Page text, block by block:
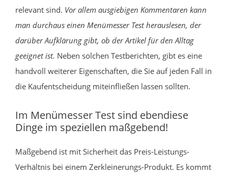
relevant sind. Vor allem ausgiebigen Kommentaren kann
man durchaus einen Menümesser Test herauslesen, der
darüber Aufklärung gibt, ob der Artikel für den Alltag
geeignet ist. Neben solchen Testberichten, gibt es eine
handvoll weiterer Eigenschaften, die Sie auf jeden Fall in
die Kaufentscheidung miteinfließen lassen sollten.
Im Menümesser Test sind ebendiese
Dinge im speziellen maßgebend!
Maßgebend ist mit Sicherheit das Preis-Leistungs-
Verhältnis bei einem Zerkleinerungs-Produkt. Es kommt